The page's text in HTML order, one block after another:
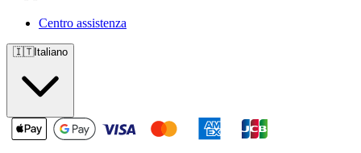
Centro assistenza
🇮🇹Italiano